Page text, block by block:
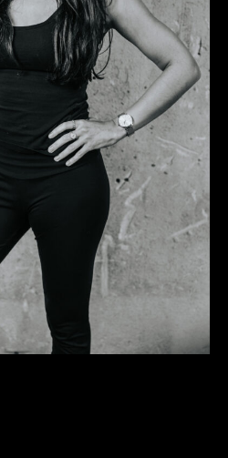
stärken
steigern
sein
und vorbeugen
erlangen